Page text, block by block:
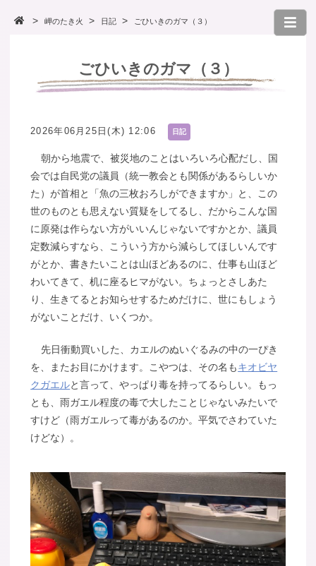
岬のたき火 日記 ごひいきのガマ（３）
ごひいきのガマ（３）
2026年06月25日(木) 12:06 日記
朝から地震で、被災地のことはいろいろ心配だし、国
会では自民党の議員（統一教会とも関係があるらしいか
た）が首相と「魚の三枚おろしができますか」と、この
世のものとも思えない質疑をしてるし、だからこんな国
に原発は作らない方がいいんじゃないですかとか、議員
定数減らすなら、こういう方から減らしてほしいんです
がとか、書きたいことは山ほどあるのに、仕事も山ほど
わいてきて、机に座るヒマがない。ちょっとさしあた
り、生きてるとお知らせするためだけに、世にもしょう
がないことだけ、いくつか。
先日衝動買いした、カエルのぬいぐるみの中の一ぴき
を、またお目にかけます。こやつは、その名もキオビヤ
クガエルと言って、やっぱり毒を持ってるらしい。もっ
とも、雨ガエル程度の毒で大したことじゃないみたいで
すけど（雨ガエルって毒があるのか。平気でさわていた
けどな）。